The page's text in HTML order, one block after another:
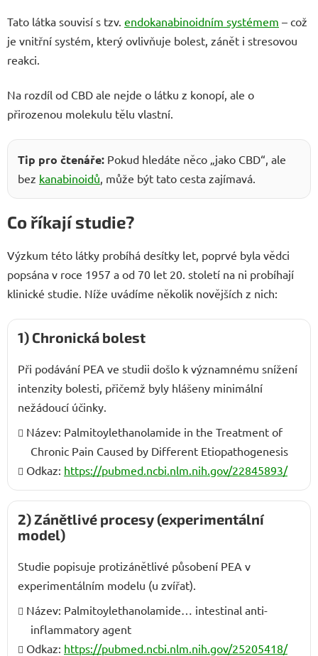
Tato látka souvisí s tzv. endokanabinoidním systémem – což
je vnitřní systém, který ovlivňuje bolest, zánět i stresovou
reakci.
Na rozdíl od CBD ale nejde o látku z konopí, ale o
přirozenou molekulu tělu vlastní.
Tip pro čtenáře: Pokud hledáte něco „jako CBD“, ale
bez kanabinoidů , může být tato cesta zajímavá.
Co říkají studie?
Výzkum této látky probíhá desítky let, poprvé byla vědci
popsána v roce 1957 a od 70 let 20. století na ni probíhají
klinické studie. Níže uvádíme několik novějších z nich:
1) Chronická bolest
Při podávání PEA ve studii došlo k významnému snížení
intenzity bolesti, přičemž byly hlášeny minimální
nežádoucí účinky.
Název: Palmitoylethanolamide in the Treatment of
Chronic Pain Caused by Different Etiopathogenesis
Odkaz: https://pubmed.ncbi.nlm.nih.gov/22845893/
2) Zánětlivé procesy (experimentální
model)
Studie popisuje protizánětlivé působení PEA v
experimentálním modelu (u zvířat).
Název: Palmitoylethanolamide… intestinal anti-
inflammatory agent
Odkaz: https://pubmed.ncbi.nlm.nih.gov/25205418/